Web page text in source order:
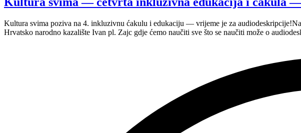
premijera
Glorija,
redateljice
Kultura svima poziva na 4. inkluzivnu ćakulu i edukaciju — vrijeme je za
Hrvatsko narodno kazalište Ivan pl. Zajc gdje ćemo naučiti sve što se naučiti može o